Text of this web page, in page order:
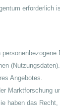
erforderlich
Angebotes.
Marktforschung
haben das